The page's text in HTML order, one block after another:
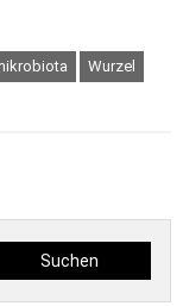
Wurzel
Suchen